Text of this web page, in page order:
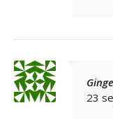
23